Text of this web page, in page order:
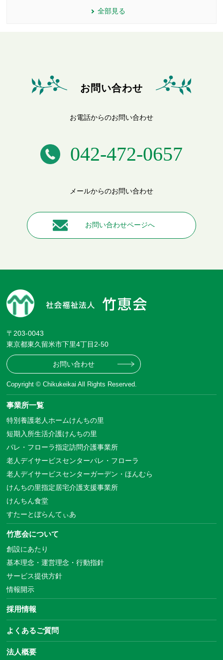
全部見る
お問い合わせ
お電話からのお問い合わせ
042-472-0657
メールからのお問い合わせ
お問い合わせページへ
〒203-0043
東京都東久留米市下里4丁目2-50
お問い合わせ
Copyright © Chikukeikai All Rights Reserved.
事業所一覧
特別養護老人ホームけんちの里
短期入所生活介護けんちの里
パレ・フローラ指定訪問介護事業所
老人デイサービスセンターパレ・フローラ
老人デイサービスセンターガーデン・ほんむら
けんちの里指定居宅介護支援事業所
けんちん食堂
すたーとぼらんてぃあ
竹恵会について
創設にあたり
基本理念・運営理念・行動指針
サービス提供方針
情報開示
採用情報
よくあるご質問
法人概要